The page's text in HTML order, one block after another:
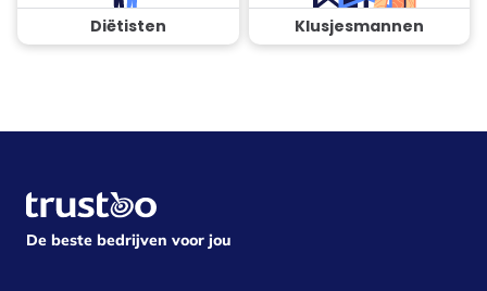
Diëtisten Klusjesmannen
De beste bedrijven voor jou